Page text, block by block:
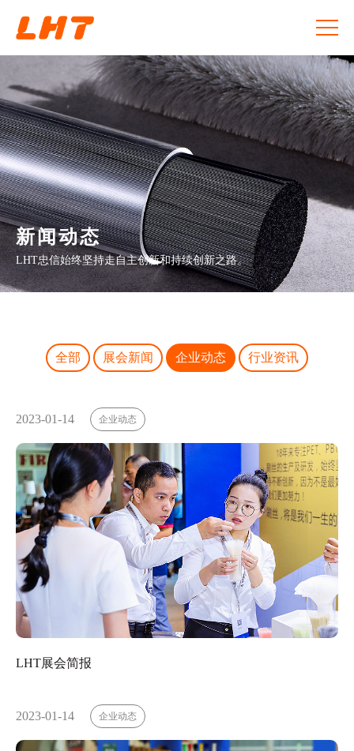
新闻动态
LHT忠信始终坚持走自主创新和持续创新之路。
全部 展会新闻 企业动态 行业资讯
2023-01-14 企业动态
LHT展会简报
2023-01-14 企业动态